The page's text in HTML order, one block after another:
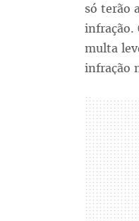
só terão
infração.
multa
infração